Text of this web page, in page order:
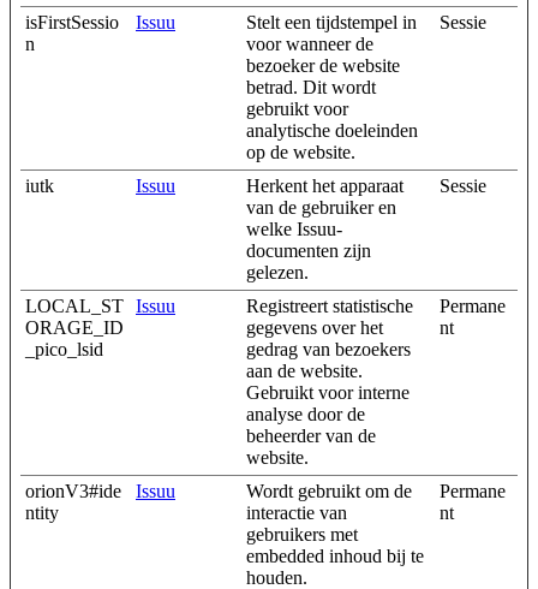
isFirstSessio
n
Issuu
Stelt een tijdstempel in
voor wanneer de
bezoeker de website
betrad. Dit wordt
gebruikt voor
analytische doeleinden
op de website.
Sessie
iutk Issuu
Herkent het apparaat
van de gebruiker en
welke Issuu-
documenten zijn
gelezen.
Sessie
LOCAL_ST
ORAGE_ID
_pico_lsid
Issuu
Registreert statistische
gegevens over het
gedrag van bezoekers
aan de website.
Gebruikt voor interne
analyse door de
beheerder van de
website.
Permane
nt
orionV3#ide
ntity
Issuu
Wordt gebruikt om de
interactie van
gebruikers met
embedded inhoud bij te
houden.
Permane
nt